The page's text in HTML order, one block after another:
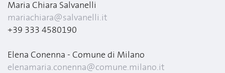
Maria Chiara Salvanelli
mariachiara@salvanelli.it
+39 333 4580190
Elena Conenna - Comune di Milano
elenamaria.conenna@comune.milano.it